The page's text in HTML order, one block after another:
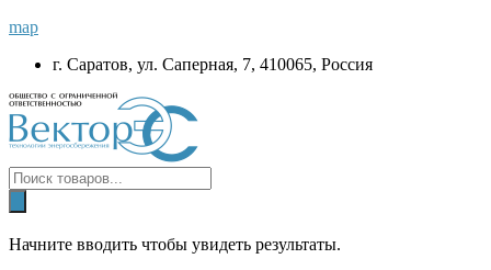
map
г. Саратов, ул. Саперная, 7, 410065, Россия
Начните вводить чтобы увидеть результаты.